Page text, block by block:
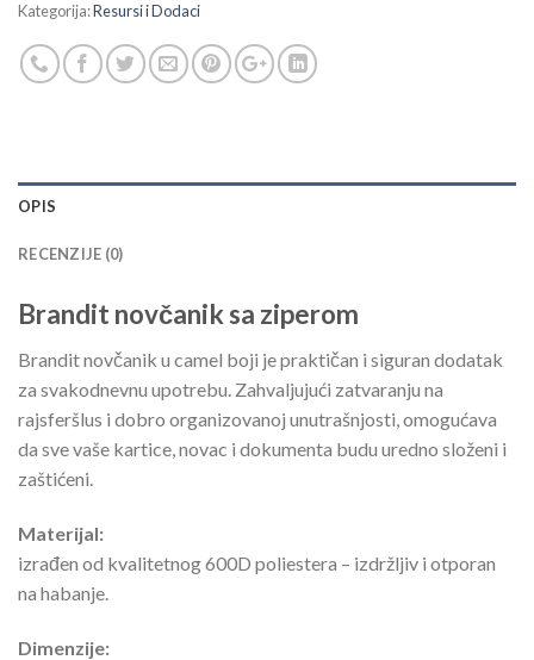
Kategorija:Resursi i Dodaci
OPIS
RECENZIJE (0)
Brandit novčanik sa ziperom
Brandit novčanik u camel boji je praktičan i siguran dodatak
za svakodnevnu upotrebu. Zahvaljujući zatvaranju na
rajsferšlus i dobro organizovanoj unutrašnjosti, omogućava
da sve vaše kartice, novac i dokumenta budu uredno složeni i
zaštićeni.
Materijal:
izrađen od kvalitetnog 600D poliestera – izdržljiv i otporan
na habanje.
Dimenzije: